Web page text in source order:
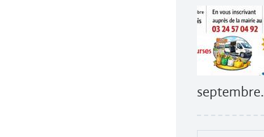
septembre.